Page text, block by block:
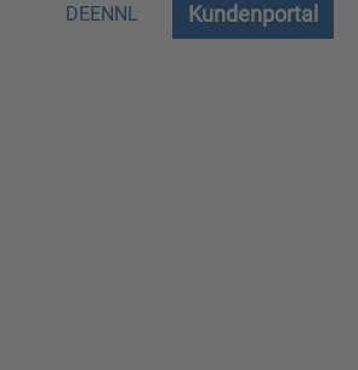
DEENNL Kundenportal